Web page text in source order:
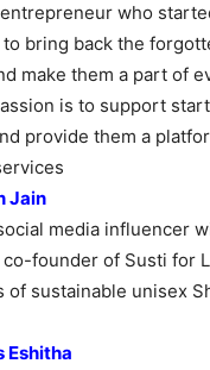
who
bring back the
make them a part of
is to support
provide them a
Jain
media influencer
founder of Susti for
of sustainable unisex
Eshitha